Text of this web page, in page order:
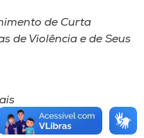
de Curta
de Violência e de Seus